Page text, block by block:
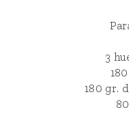
3
180 gr.